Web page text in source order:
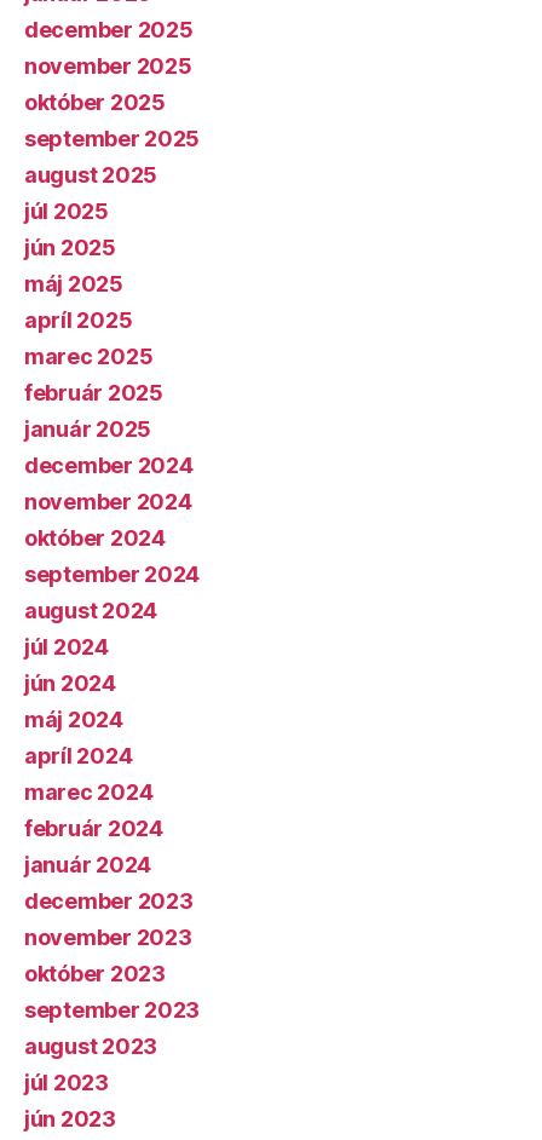
december 2025
november 2025
október 2025
september 2025
august 2025
júl 2025
jún 2025
máj 2025
apríl 2025
marec 2025
február 2025
január 2025
december 2024
november 2024
október 2024
september 2024
august 2024
júl 2024
jún 2024
máj 2024
apríl 2024
marec 2024
február 2024
január 2024
december 2023
november 2023
október 2023
september 2023
august 2023
júl 2023
jún 2023